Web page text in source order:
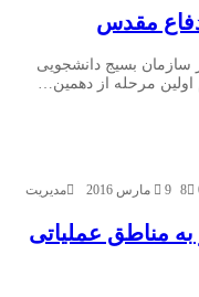
مقدس
سازمان بسیج دانشجویی
اولین مرحله از دهمین…
مدیریت 9 مارس 2016 8
مناطق عملیاتی